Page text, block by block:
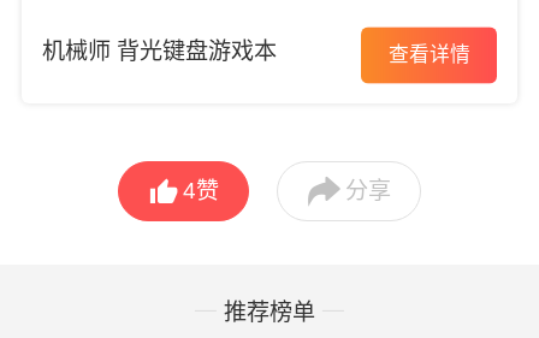
机械师 背光键盘游戏本 查看详情
4赞  分享
推荐榜单